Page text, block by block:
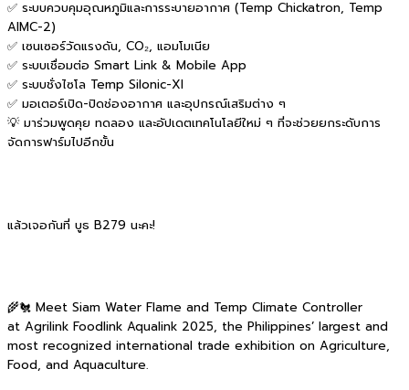
✅ ระบบควบคุมอุณหภูมิและการระบายอากาศ (Temp Chickatron, Temp
AIMC-2)
✅ เซนเซอร์วัดแรงดัน, CO₂, แอมโมเนีย
✅ ระบบเชื่อมต่อ Smart Link & Mobile App
✅ ระบบชั่งไซโล Temp Silonic-XI
✅ มอเตอร์เปิด-ปิดช่องอากาศ และอุปกรณ์เสริมต่าง ๆ
💡 มาร่วมพูดคุย ทดลอง และอัปเดตเทคโนโลยีใหม่ ๆ ที่จะช่วยยกระดับการ
จัดการฟาร์มไปอีกขั้น
แล้วเจอกันที่ บูธ B279 นะคะ!
🌾🐔 Meet Siam Water Flame and Temp Climate Controller
at Agrilink Foodlink Aqualink 2025, the Philippines’ largest and
most recognized international trade exhibition on Agriculture,
Food, and Aquaculture.